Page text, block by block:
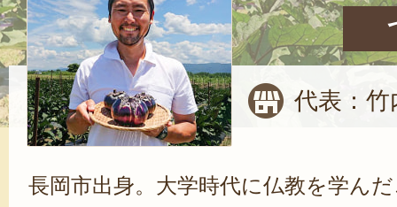
代表：竹
長岡市出身。大学時代に仏教を学ん